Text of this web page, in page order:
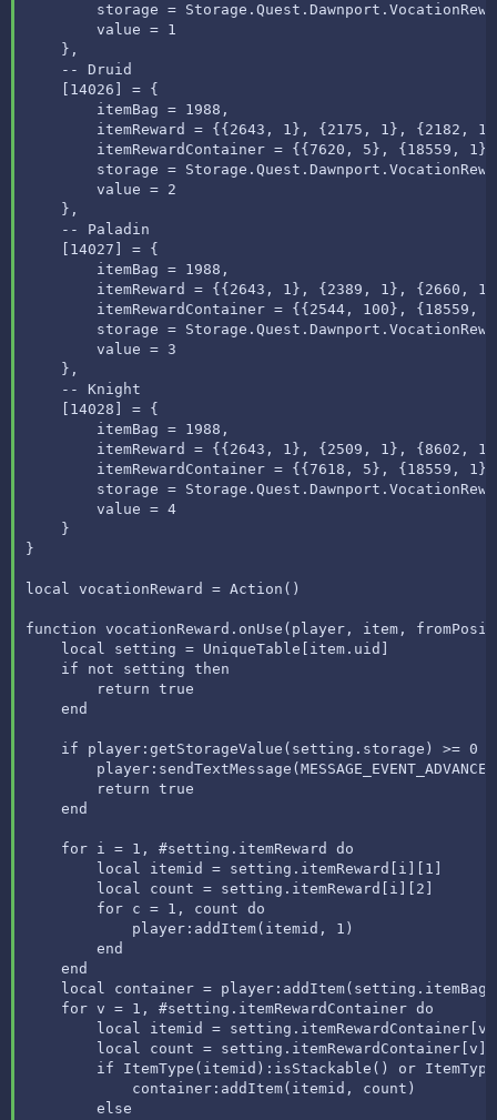
storage =
        value = 1
    },
    -- Druid
    [14026] = {
        itemBag = 1988,
itemReward = {{2643, 1}, {2175, 1}, {2182,
itemRewardContainer = {{7620, 5}, {18559,
storage =
        value = 2
    },
    -- Paladin
    [14027] = {
        itemBag = 1988,
itemReward = {{2643, 1}, {2389, 1}, {2660,
itemRewardContainer = {{2544, 100}, {18559,
storage =
        value = 3
    },
    -- Knight
    [14028] = {
        itemBag = 1988,
itemReward = {{2643, 1}, {2509, 1}, {8602,
itemRewardContainer = {{7618, 5}, {18559,
storage =
        value = 4
    }
}
local vocationReward = Action()
function vocationReward.onUse(player, item,
    local setting = UniqueTable[item.uid]
    if not setting then
        return true
    end
if player:getStorageValue(setting.storage) >= 0
        return true
    end
    for i = 1, #setting.itemReward do
        local itemid = setting.itemReward[i][1]
        local count = setting.itemReward[i][2]
        for c = 1, count do
            player:addItem(itemid, 1)
        end
    end
    local container = player:addItem(setting.itemBag)
    for v = 1, #setting.itemRewardContainer do
local itemid =
local count =
if ItemType(itemid):isStackable() or
            container:addItem(itemid, count)
        else